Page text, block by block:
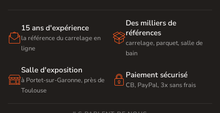

15 ans d'expérience
la référence du carrelage en
ligne

Des milliers de
références
carrelage, parquet, salle de
bain

Salle d'exposition
à Portet-sur-Garonne, près de
Toulouse
 Paiement sécurisé
CB, PayPal, 3x sans frais